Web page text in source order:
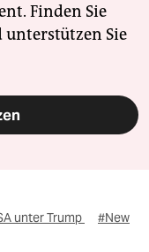
Finden Sie
unterstützen Sie
unter Trump
#New